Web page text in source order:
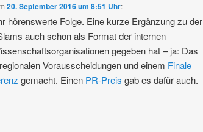
20. September 2016 um 8:51 Uhr:
hörenswerte Folge. Eine kurze Ergänzung zu der
auch schon als Format der internen
gegeben hat – ja: Das
Vorausscheidungen und einem Finale
gemacht. Einen PR-Preis gab es dafür auch.